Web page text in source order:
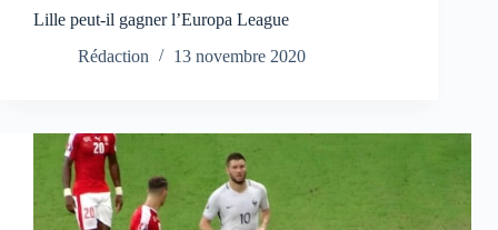
Lille peut-il gagner l’Europa League
Rédaction
13 novembre 2020